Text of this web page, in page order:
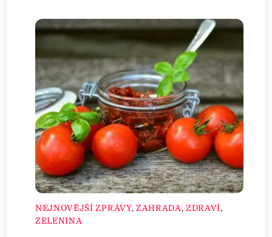
NEJNOVĚJŠÍ ZPRÁVY, ZAHRADA, ZDRAVÍ,
ZELENINA